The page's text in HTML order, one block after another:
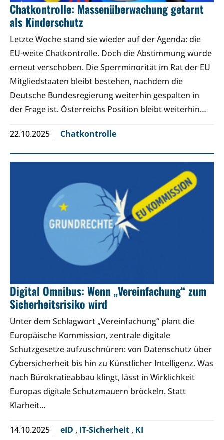
Chatkontrolle: Massenüberwachung getarnt
als Kinderschutz
Letzte Woche stand sie wieder auf der Agenda: die
EU-weite Chatkontrolle. Doch die Abstimmung wurde
erneut verschoben. Die Sperrminorität im Rat der EU
Mitgliedstaaten bleibt bestehen, nachdem die
Deutsche Bundesregierung weiterhin gespalten in
der Frage ist. Österreichs Position bleibt weiterhin…
22.10.2025 Chatkontrolle
Digital Omnibus: Wenn „Vereinfachung“ zum
Sicherheitsrisiko wird
Unter dem Schlagwort „Vereinfachung“ plant die
Europäische Kommission, zentrale digitale
Schutzgesetze aufzuschnüren: von Datenschutz über
Cybersicherheit bis hin zu Künstlicher Intelligenz. Was
nach Bürokratieabbau klingt, lässt in Wirklichkeit
Europas digitale Schutzmauern bröckeln. Statt
Klarheit…
14.10.2025 eID , IT-Sicherheit , KI